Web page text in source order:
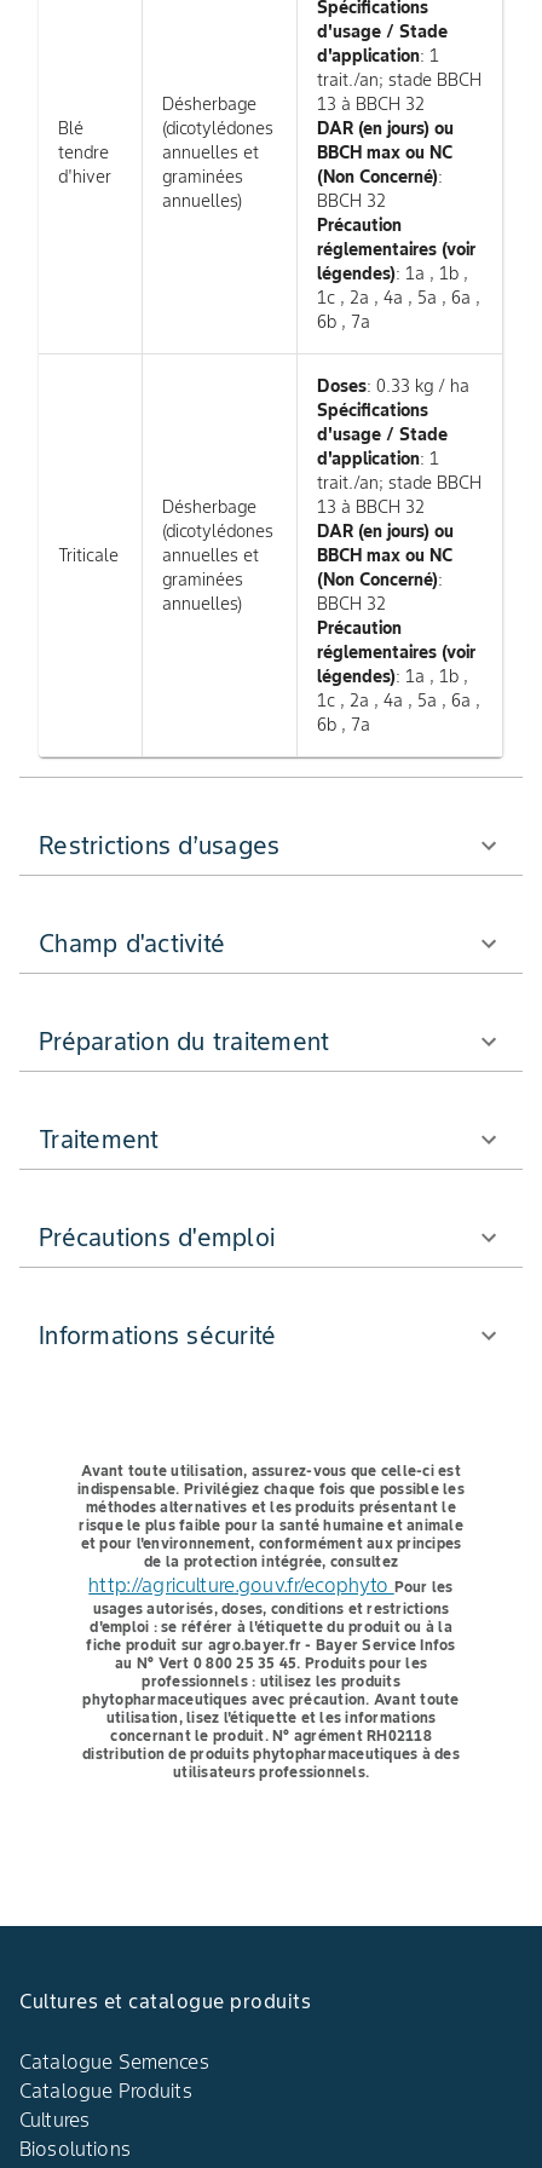
Blé
tendre
d'hiver
Désherbage
(dicotylédones
annuelles et
graminées
annuelles)
Spécifications
d'usage / Stade
d'application: 1
trait./an; stade BBCH
13 à BBCH 32
DAR (en jours) ou
BBCH max ou NC
(Non Concerné):
BBCH 32
Précaution
réglementaires (voir
légendes): 1a , 1b ,
1c , 2a , 4a , 5a , 6a ,
6b , 7a
Triticale
Désherbage
(dicotylédones
annuelles et
graminées
annuelles)
Doses: 0.33 kg / ha
Spécifications
d'usage / Stade
d'application: 1
trait./an; stade BBCH
13 à BBCH 32
DAR (en jours) ou
BBCH max ou NC
(Non Concerné):
BBCH 32
Précaution
réglementaires (voir
légendes): 1a , 1b ,
1c , 2a , 4a , 5a , 6a ,
6b , 7a
Restrictions d’usages
Champ d'activité
Préparation du traitement
Traitement
Précautions d'emploi
Informations sécurité
Avant toute utilisation, assurez-vous que celle-ci est
indispensable. Privilégiez chaque fois que possible les
méthodes alternatives et les produits présentant le
risque le plus faible pour la santé humaine et animale
et pour l'environnement, conformément aux principes
de la protection intégrée, consultez
http://agriculture.gouv.fr/ecophyto Pour les
usages autorisés, doses, conditions et restrictions
d'emploi : se référer à l'étiquette du produit ou à la
fiche produit sur agro.bayer.fr - Bayer Service Infos
au N° Vert 0 800 25 35 45. Produits pour les
professionnels : utilisez les produits
phytopharmaceutiques avec précaution. Avant toute
utilisation, lisez l'étiquette et les informations
concernant le produit. N° agrément RH02118
distribution de produits phytopharmaceutiques à des
utilisateurs professionnels.
Cultures et catalogue produits
Catalogue Semences
Catalogue Produits
Cultures
Biosolutions